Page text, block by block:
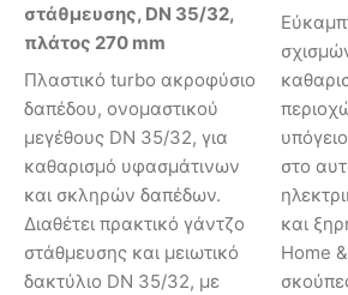
στάθμευσης, DN 35/32,
πλάτος 270 mm
Πλαστικό turbo ακροφύσιο
δαπέδου, ονομαστικού
μεγέθους DN 35/32, για
καθαρισμό υφασμάτινων
και σκληρών δαπέδων.
Διαθέτει πρακτικό γάντζο
στάθμευσης και μειωτικό
δακτύλιο DN 35/32, με
στο
και
Home